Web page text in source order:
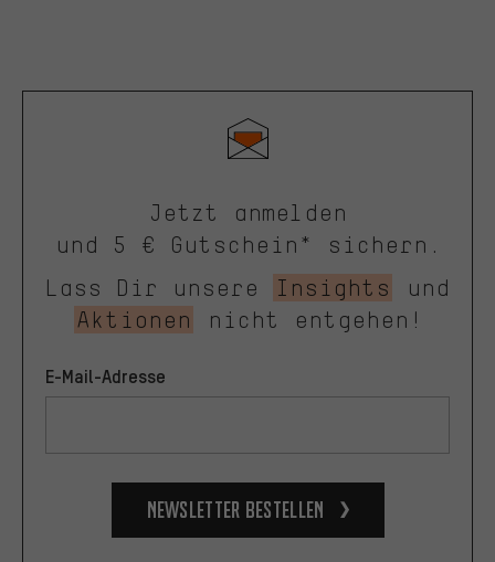
Jetzt anmelden
und 5 € Gutschein* sichern.
Lass Dir unsere
Insights
und
Aktionen
nicht entgehen!
E-Mail-Adresse
Newsletter bestellen